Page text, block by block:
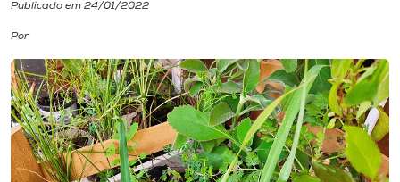
Cultura
CPA
Biblioteca
Editora
Publicado em 24/01/2022
Por